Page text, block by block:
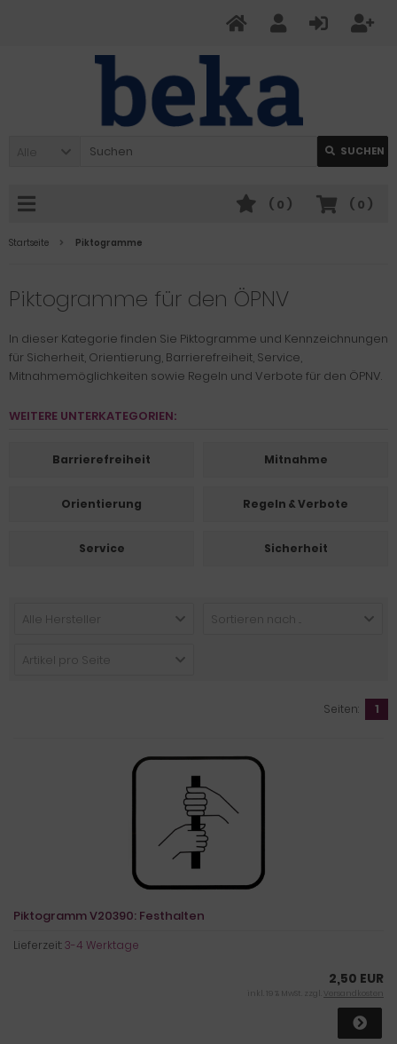
Alle SUCHEN
( 0 )
( 0 )
Startseite Piktogramme
Piktogramme für den ÖPNV
In dieser Kategorie finden Sie Piktogramme und Kennzeichnungen
für Sicherheit, Orientierung, Barrierefreiheit, Service,
Mitnahmemöglichkeiten sowie Regeln und Verbote für den ÖPNV.
WEITERE UNTERKATEGORIEN:
Barrierefreiheit Mitnahme
Orientierung Regeln & Verbote
Service Sicherheit
Alle Hersteller Sortieren nach ...
Artikel pro Seite
Seiten: 1
Piktogramm V20390: Festhalten
Lieferzeit:3-4 Werktage
2,50 EUR
inkl. 19 % MwSt. zzgl. Versandkosten